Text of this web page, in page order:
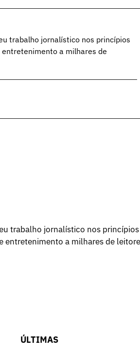
trabalho jornalístico nos princípios
a milhares de
trabalho jornalístico nos princípios
entretenimento a milhares de
ÚLTIMAS